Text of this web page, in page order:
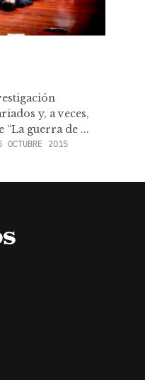
y, a veces,
“La guerra de ...
OCTUBRE 2015